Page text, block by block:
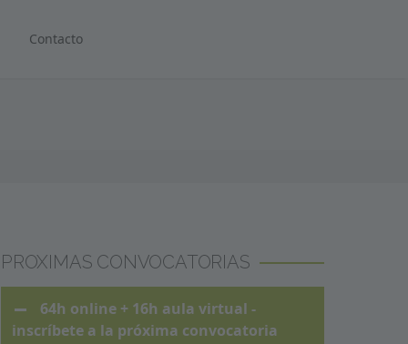
Contacto
PROXIMAS CONVOCATORIAS
64h online + 16h aula virtual -
inscríbete a la próxima convocatoria